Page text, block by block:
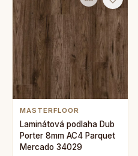
MASTERFLOOR
Laminátová podlaha Dub
Porter 8mm AC4 Parquet
Mercado 34029